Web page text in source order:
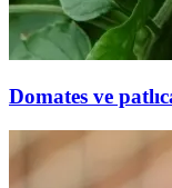
Domates ve